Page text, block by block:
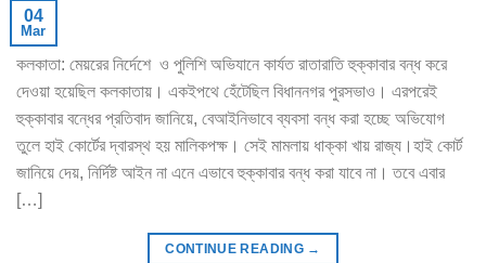
04
Mar
কলকাতা: মেয়রের নির্দেশে ও পুলিশি অভিযানে কার্যত রাতারাতি হুক্কাবার বন্ধ করে
দেওয়া হয়েছিল কলকাতায়। একইপথে হেঁটেছিল বিধাননগর পুরসভাও। এরপরেই
হুক্কাবার বন্ধের প্রতিবাদ জানিয়ে, বেআইনিভাবে ব্যবসা বন্ধ করা হচ্ছে অভিযোগ
তুলে হাই কোর্টের দ্বারস্থ হয় মালিকপক্ষ। সেই মামলায় ধাক্কা খায় রাজ্য।হাই কোর্ট
জানিয়ে দেয়, নির্দিষ্ট আইন না এনে এভাবে হুক্কাবার বন্ধ করা যাবে না। তবে এবার
[…]
CONTINUE READING →